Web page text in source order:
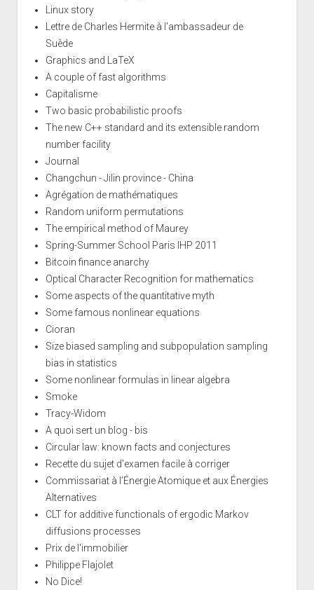
Linux story
Lettre de Charles Hermite à l'ambassadeur de
Suède
Graphics and LaTeX
A couple of fast algorithms
Capitalisme
Two basic probabilistic proofs
The new C++ standard and its extensible random
number facility
Journal
Changchun - Jilin province - China
Agrégation de mathématiques
Random uniform permutations
The empirical method of Maurey
Spring-Summer School Paris IHP 2011
Bitcoin finance anarchy
Optical Character Recognition for mathematics
Some aspects of the quantitative myth
Some famous nonlinear equations
Cioran
Size biased sampling and subpopulation sampling
bias in statistics
Some nonlinear formulas in linear algebra
Smoke
Tracy-Widom
A quoi sert un blog - bis
Circular law: known facts and conjectures
Recette du sujet d'examen facile à corriger
Commissariat à l’Énergie Atomique et aux Énergies
Alternatives
CLT for additive functionals of ergodic Markov
diffusions processes
Prix de l'immobilier
Philippe Flajolet
No Dice!